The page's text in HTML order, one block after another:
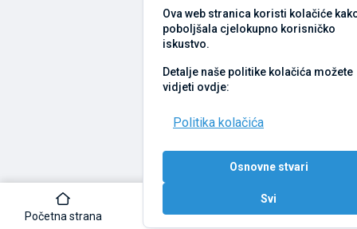
Ova web stranica koristi kolačiće
poboljšala cjelokupno korisničko
iskustvo.
Detalje naše politike kolačića možete
vidjeti ovdje:
Politika kolačića
Osnovne stvari
Svi
Početna strana Pretraži Bočna traka